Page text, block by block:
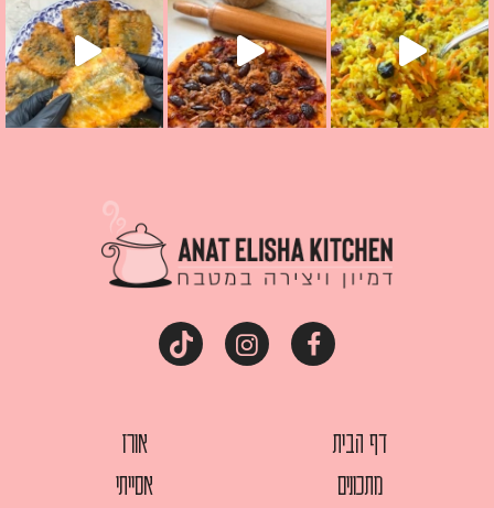
דף הבית
מתכונים
אורז
אסייתי